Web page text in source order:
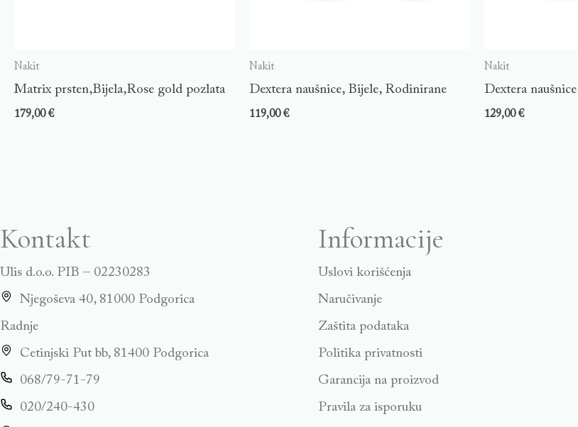
Nakit
Matrix prsten,Bijela,Rose gold pozlata
179,00€
Nakit
Dextera naušnice, Bijele, Rodinirane
119,00€
Nakit
Dextera naušnice
129,00€
Kontakt
Ulis d.o.o. PIB – 02230283
Njegoševa 40, 81000 Podgorica
Radnje
Cetinjski Put bb, 81400 Podgorica
068/79-71-79
020/240-430
Informacije
Uslovi korišćenja
Naručivanje
Zaštita podataka
Politika privatnosti
Garancija na proizvod
Pravila za isporuku